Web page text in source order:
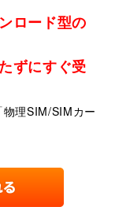
ロード型の
ずにすぐ受
理SIM/SIMカー